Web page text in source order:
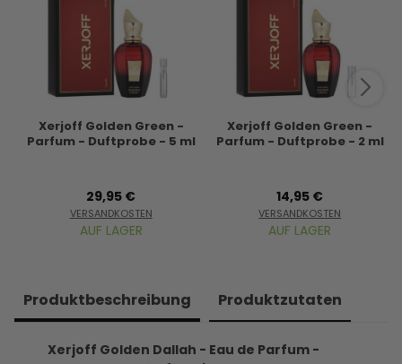
Xerjoff Golden Green -
Parfum - Duftprobe - 5 ml
29,95 €
VERSANDKOSTEN
AUF LAGER
Xerjoff Golden Green -
Parfum - Duftprobe - 2 ml
14,95 €
VERSANDKOSTEN
AUF LAGER
Produkt­beschreibung Produkt­zutaten
Xerjoff Golden Dallah - Eau de Parfum -